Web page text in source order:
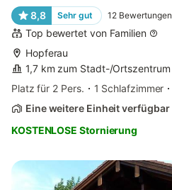
8,8 Sehr gut 12 Bewertungen
Top bewertet von Familien
Hopferau
1,7 km zum Stadt-/Ortszentrum
Platz für 2 Pers.
1 Schlafzimmer
Eine weitere Einheit verfügbar
KOSTENLOSE Stornierung